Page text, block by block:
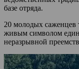
базе отряда.
20 молодых саженцев
живым символом
неразрывной